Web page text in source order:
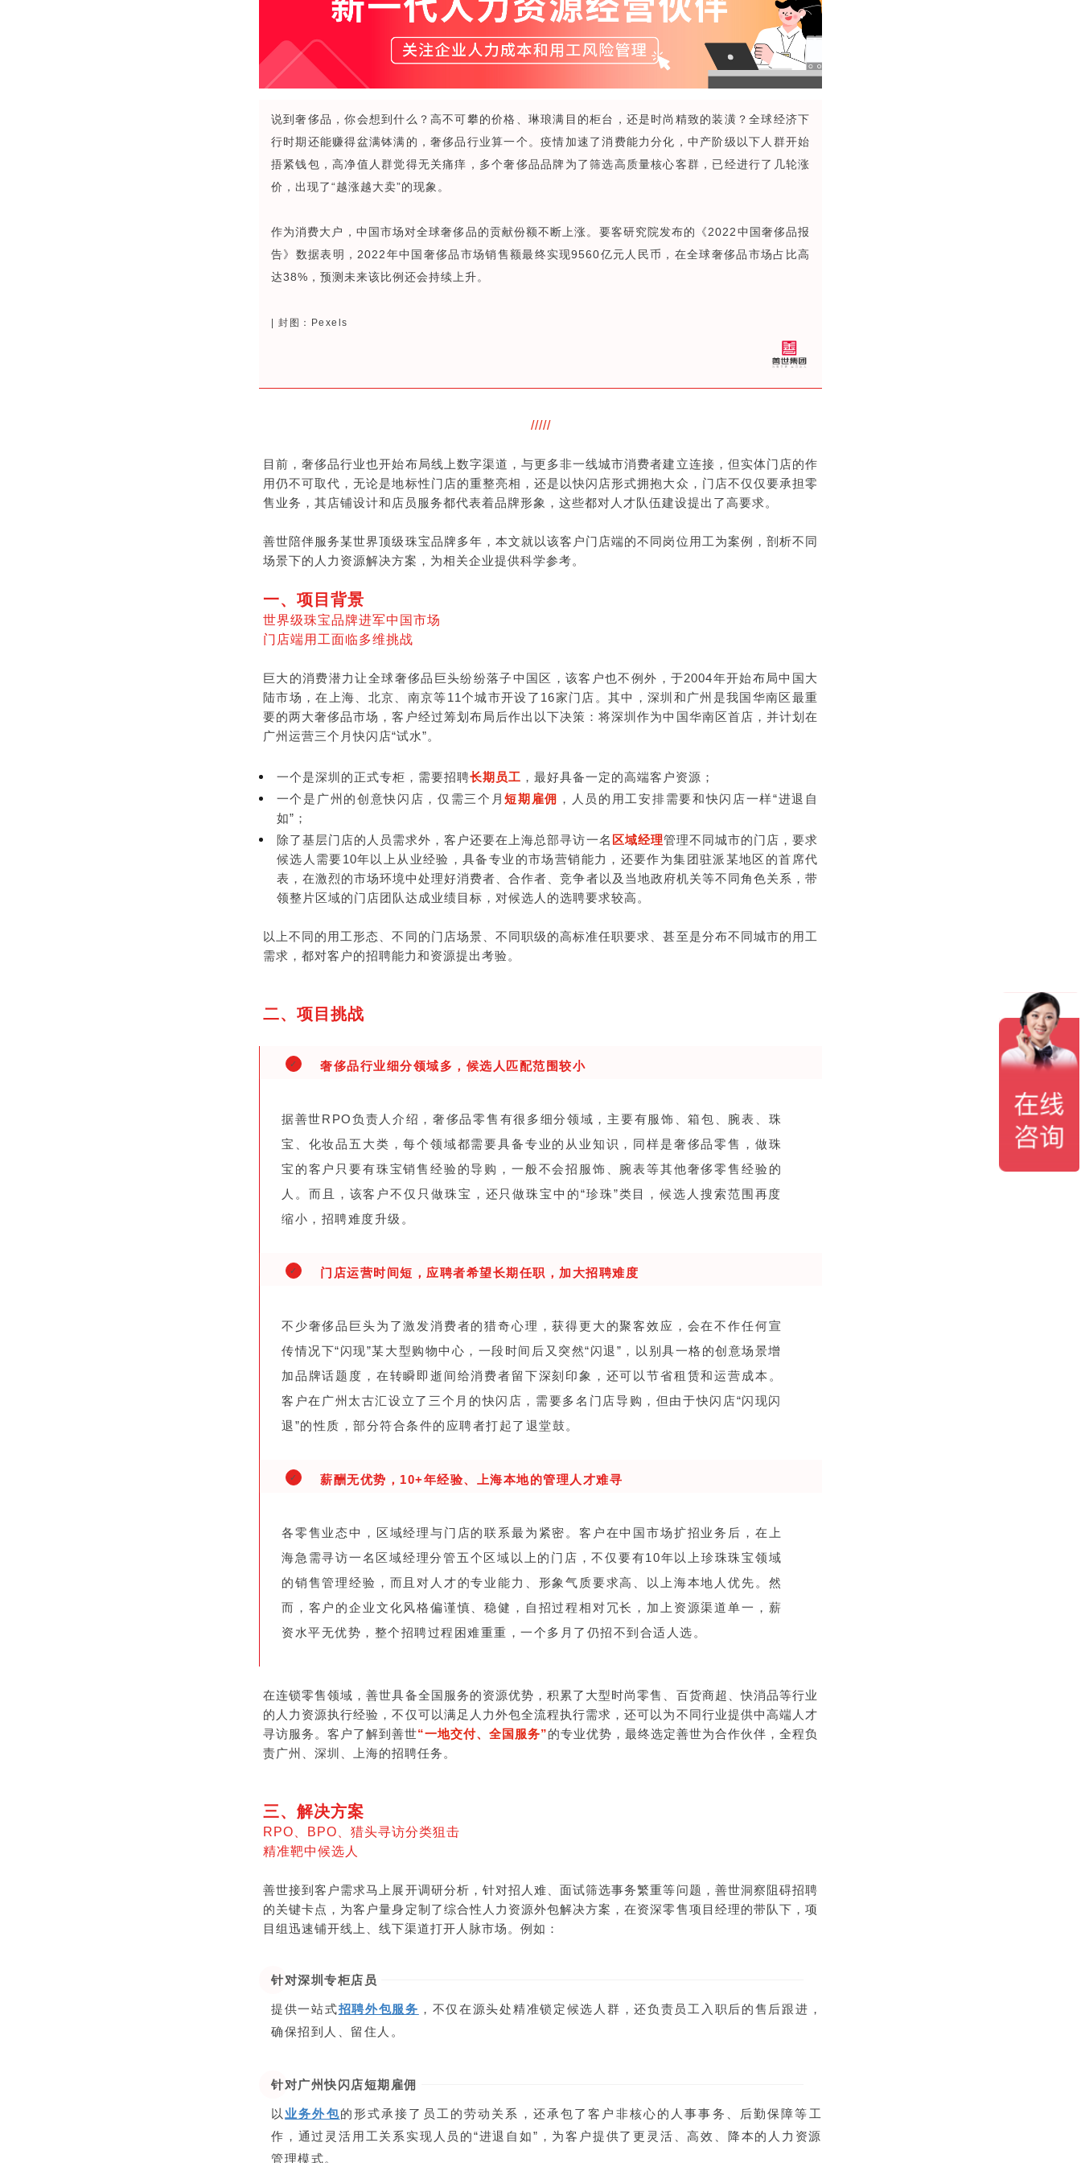
说到奢侈品，你会想到什么？高不可攀的价格、琳琅满目的柜台，还是时尚精致的装潢？全球经济下
行时期还能赚得盆满钵满的，奢侈品行业算一个。疫情加速了消费能力分化，中产阶级以下人群开始
捂紧钱包，高净值人群觉得无关痛痒，多个奢侈品品牌为了筛选高质量核心客群，已经进行了几轮涨
价，出现了“越涨越大卖”的现象。
作为消费大户，中国市场对全球奢侈品的贡献份额不断上涨。要客研究院发布的《2022中国奢侈品报
告》数据表明，2022年中国奢侈品市场销售额最终实现9560亿元人民币，在全球奢侈品市场占比高
达38%，预测未来该比例还会持续上升。
| 封图：Pexels
/////
目前，奢侈品行业也开始布局线上数字渠道，与更多非一线城市消费者建立连接，但实体门店的作
用仍不可取代，无论是地标性门店的重整亮相，还是以快闪店形式拥抱大众，门店不仅仅要承担零
售业务，其店铺设计和店员服务都代表着品牌形象，这些都对人才队伍建设提出了高要求。
善世陪伴服务某世界顶级珠宝品牌多年，本文就以该客户门店端的不同岗位用工为案例，剖析不同
场景下的人力资源解决方案，为相关企业提供科学参考。
一、项目背景
世界级珠宝品牌进军中国市场
门店端用工面临多维挑战
巨大的消费潜力让全球奢侈品巨头纷纷落子中国区，该客户也不例外，于2004年开始布局中国大
陆市场，在上海、北京、南京等11个城市开设了16家门店。其中，深圳和广州是我国华南区最重
要的两大奢侈品市场，客户经过筹划布局后作出以下决策：将深圳作为中国华南区首店，并计划在
广州运营三个月快闪店“试水”。
一个是深圳的正式专柜，需要招聘长期员工 ，最好具备一定的高端客户资源；
一个是广州的创意快闪店，仅需三个月短期雇佣 ，人员的用工安排需要和快闪店一样“进退自
如”；
除了基层门店的人员需求外，客户还要在上海总部寻访一名 区域经理管理不同城市的门店，要求
候选人需要10年以上从业经验，具备专业的市场营销能力，还要作为集团驻派某地区的首席代
表，在激烈的市场环境中处理好消费者、合作者、竞争者以及当地政府机关等不同角色关系，带
领整片区域的门店团队达成业绩目标，对候选人的选聘要求较高。
以上不同的用工形态、不同的门店场景、不同职级的高标准任职要求、甚至是分布不同城市的用工
需求，都对客户的招聘能力和资源提出考验。
二、项目挑战
✓ 奢侈品行业细分领域多，候选人匹配范围较小
据善世RPO负责人介绍，奢侈品零售有很多细分领域，主要有服饰、箱包、腕表、珠
宝、化妆品五大类，每个领域都需要具备专业的从业知识，同样是奢侈品零售，做珠
宝的客户只要有珠宝销售经验的导购，一般不会招服饰、腕表等其他奢侈零售经验的
人。而且，该客户不仅只做珠宝，还只做珠宝中的“珍珠”类目，候选人搜索范围再度
缩小，招聘难度升级。
✓ 门店运营时间短，应聘者希望长期任职，加大招聘难度
不少奢侈品巨头为了激发消费者的猎奇心理，获得更大的聚客效应，会在不作任何宣
传情况下“闪现”某大型购物中心，一段时间后又突然“闪退”，以别具一格的创意场景增
加品牌话题度，在转瞬即逝间给消费者留下深刻印象，还可以节省租赁和运营成本。
客户在广州太古汇设立了三个月的快闪店，需要多名门店导购，但由于快闪店“闪现闪
退”的性质，部分符合条件的应聘者打起了退堂鼓。
✓ 薪酬无优势，10+年经验、上海本地的管理人才难寻
各零售业态中，区域经理与门店的联系最为紧密。客户在中国市场扩招业务后，在上
海急需寻访一名区域经理分管五个区域以上的门店，不仅要有10年以上珍珠珠宝领域
的销售管理经验，而且对人才的专业能力、形象气质要求高、以上海本地人优先。然
而，客户的企业文化风格偏谨慎、稳健，自招过程相对冗长，加上资源渠道单一，薪
资水平无优势，整个招聘过程困难重重，一个多月了仍招不到合适人选。
在连锁零售领域，善世具备全国服务的资源优势，积累了大型时尚零售、百货商超、快消品等行业
的人力资源执行经验，不仅可以满足人力外包全流程执行需求，还可以为不同行业提供中高端人才
寻访服务。客户了解到善世“一地交付、全国服务”的专业优势，最终选定善世为合作伙伴，全程负
责广州、深圳、上海的招聘任务。
三、解决方案
RPO、BPO、猎头寻访分类狙击
精准靶中候选人
善世接到客户需求马上展开调研分析，针对招人难、面试筛选事务繁重等问题，善世洞察阻碍招聘
的关键卡点，为客户量身定制了综合性人力资源外包解决方案，在资深零售项目经理的带队下，项
目组迅速铺开线上、线下渠道打开人脉市场。例如：
针对深圳专柜店员
提供一站式招聘外包服务 ，不仅在源头处精准锁定候选人群，还负责员工入职后的售后跟进，
确保招到人、留住人。
针对广州快闪店短期雇佣
以 业务外包的形式承接了员工的劳动关系，还承包了客户非核心的人事事务、后勤保障等工
作，通过灵活用工关系实现人员的“进退自如”，为客户提供了更灵活、高效、降本的人力资源
管理模式。